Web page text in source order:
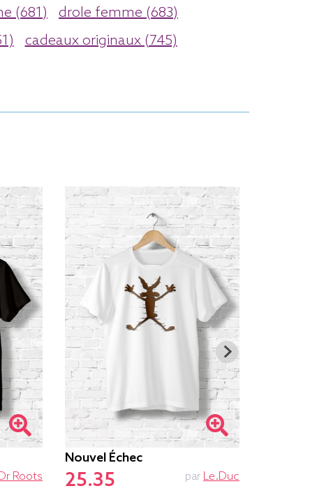
(681)
drole femme (683)
cadeaux originaux (745)
Roots
Nouvel Échec
25.35 par Le.duc